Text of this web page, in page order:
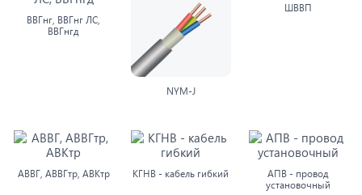
ВВГнг, ВВГнг ЛС,
ВВГнгд
NYM-J
ШВВП
АВВГ, АВВГтр, АВКтр КГНВ - кабель гибкий
АПВ - провод
установочный